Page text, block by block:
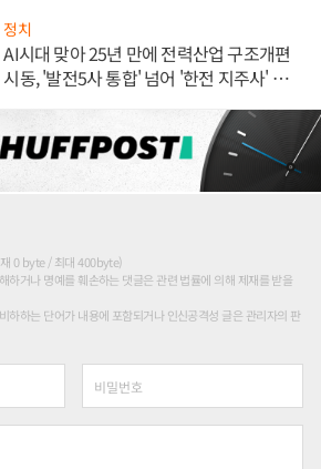
정치
AI시대 맞아 25년 만에 전력산업 구조개편
시동, '발전5사 통합' 넘어 '한전 지주사' 재편
0 byte / 최대 400byte)
하거나 명예를 훼손하는 댓글은 관련 법률에 의해 제재를 받을
하하는 단어가 내용에 포함되거나 인신공격성 글은 관리자의 판